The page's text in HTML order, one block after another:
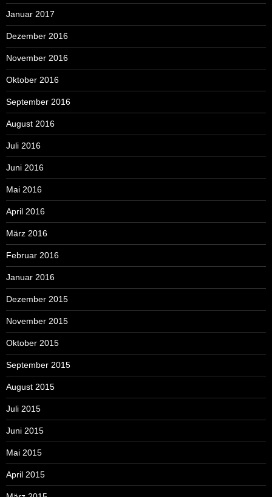
Januar 2017
Dezember 2016
November 2016
Oktober 2016
September 2016
August 2016
Juli 2016
Juni 2016
Mai 2016
April 2016
März 2016
Februar 2016
Januar 2016
Dezember 2015
November 2015
Oktober 2015
September 2015
August 2015
Juli 2015
Juni 2015
Mai 2015
April 2015